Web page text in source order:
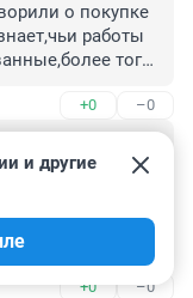
о покупке
работы
того
в другой)
+0 –0
на
шеф и
) .
+0 –0
и другие